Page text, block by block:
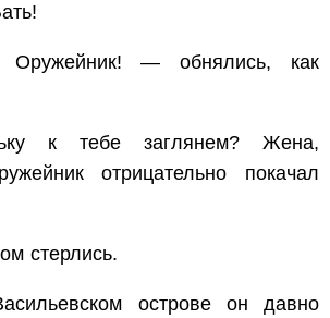
— обнялись, как
к тебе заглянем? Жена,
отрицательно покачал
стерлись.
острове он давно